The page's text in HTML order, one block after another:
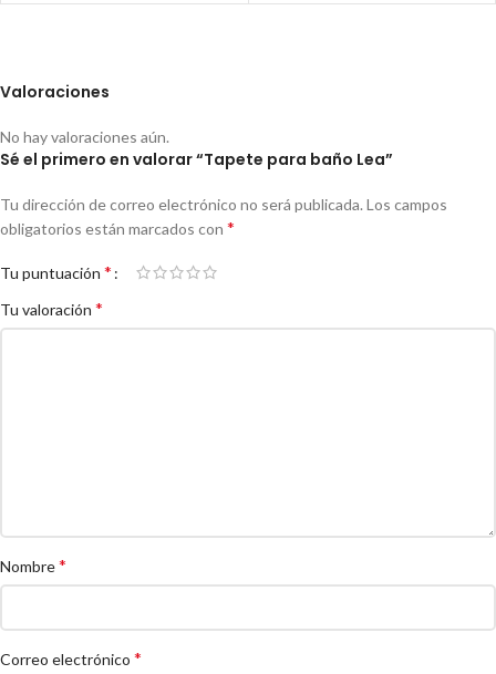
Valoraciones
No hay valoraciones aún.
Sé el primero en valorar “Tapete para baño Lea”
Tu dirección de correo electrónico no será publicada. Los campos
obligatorios están marcados con *
Tu puntuación *
Tu valoración *
Nombre*
Correo electrónico *